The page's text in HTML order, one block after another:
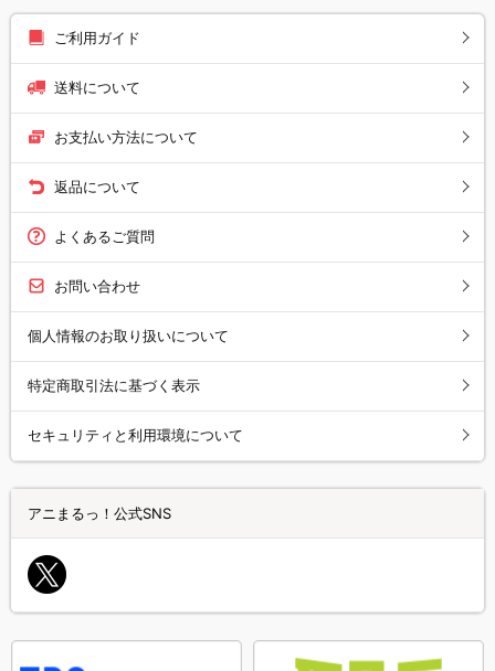
ご利用ガイド
送料について
お支払い方法について
返品について
よくあるご質問
お問い合わせ
個人情報のお取り扱いについて
特定商取引法に基づく表示
セキュリティと利用環境について
アニまるっ！公式SNS